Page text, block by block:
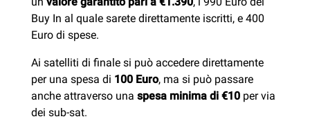
Buy In al quale sarete direttamente iscritti, e 400
Euro di spese.
Ai satelliti di finale si può accedere direttamente
per una spesa di 100 Euro, ma si può passare
anche attraverso una spesa minima di €10 per via
dei sub-sat.